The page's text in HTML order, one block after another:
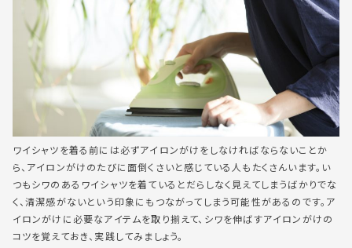
ワイシャツを着る前には必ずアイロンがけをしなければならないことか
ら、アイロンがけのたびに面倒くさいと感じている人もたくさんいます。い
つもシワのあるワイシャツを着ているとだらしなく見えてしまうばかりでな
く、清潔感がないという印象にもつながってしまう可能性があるのです。ア
イロンがけに必要なアイテムを取り揃えて、シワを伸ばすアイロンがけの
コツを覚えておき、実践してみましょう。